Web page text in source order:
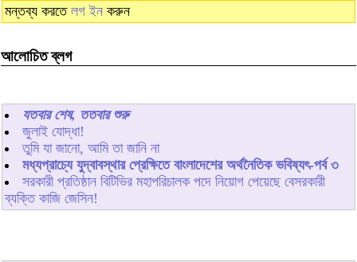
মন্তব্য করতে লগ ইন করুন
আলোচিত ব্লগ
যতবার শেষ, ততবার শুরু
জুলাই যোদ্ধা!
তুমি যা জানো, আমি তা জানি না
মধ্যপ্রাচ্যে যুদ্বাবস্থার প্রেক্ষিতে বাংলাদেশের অর্থনৈতিক ভবিষ্যৎ-পর্ব ৩
সরকারী প্রতিষ্ঠান বিটিভির মহাপরিচালক পদে নিয়োগ পেয়েছে বেসরকারী
ব্যক্তি কাজি জেসিন!